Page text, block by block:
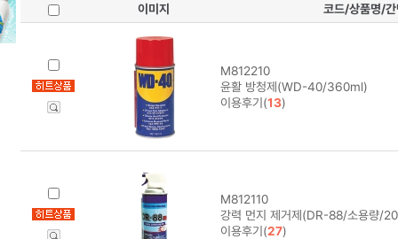
이미지 코드/상품명/간
M812210
윤활 방청제(WD-40/360ml)
이용후기(13)
M812110
강력 먼지 제거제(DR-88/소용량/
이용후기(27)